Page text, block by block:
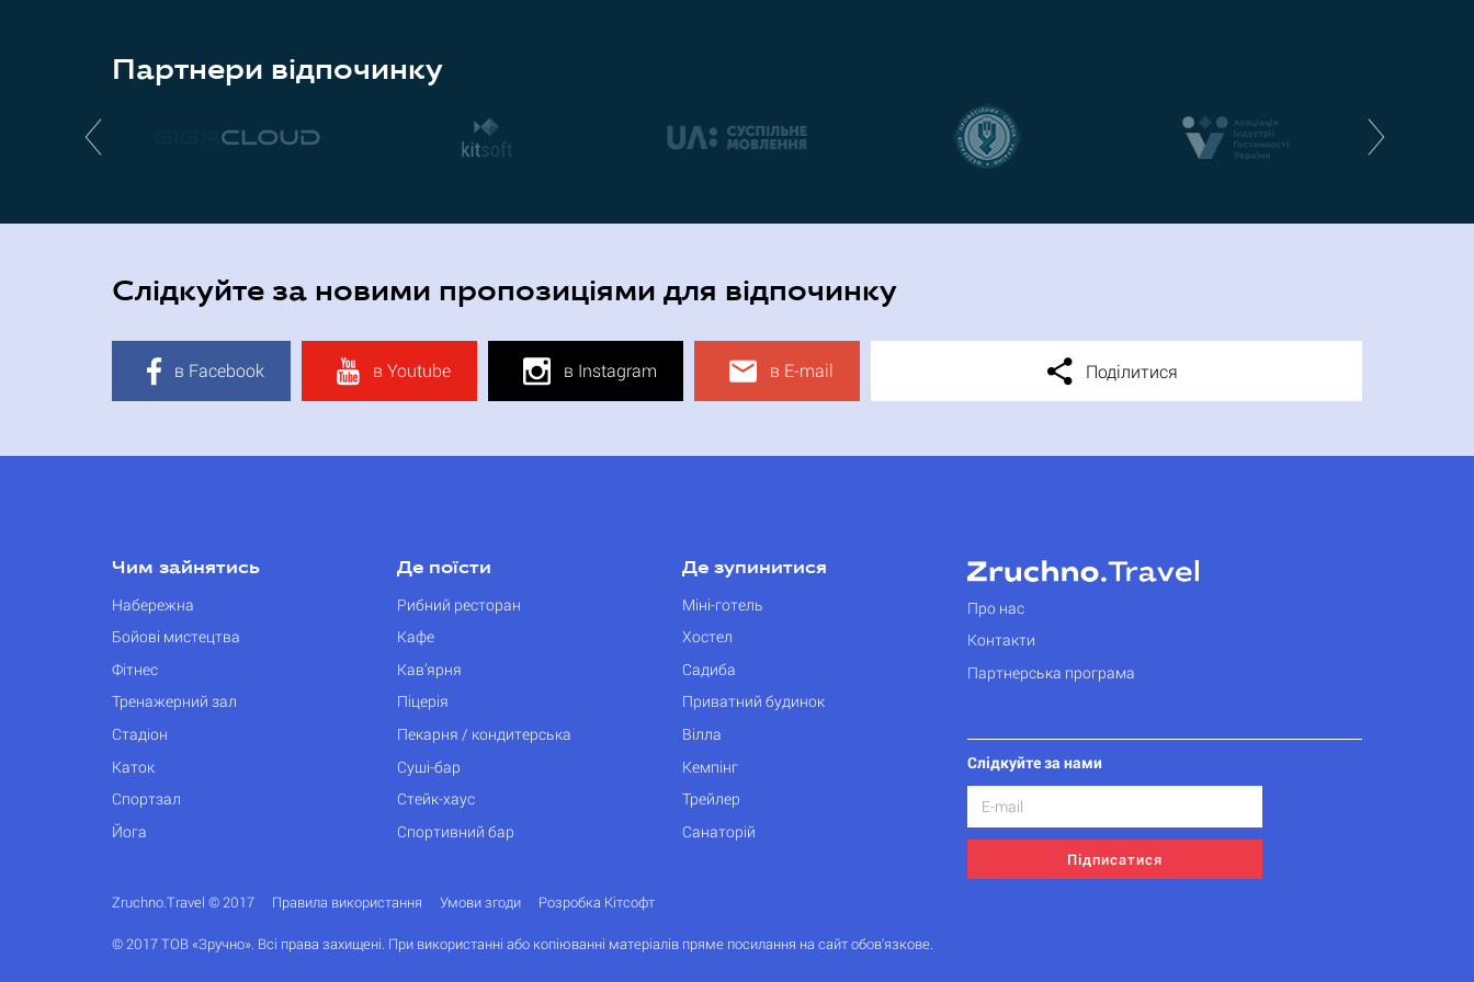
Партнери відпочинку
Слідкуйте за новими пропозиціями для відпочинку
в Facebook в Youtube в Instagram в E-mail Поділитися
Чим зайнятись
Набережна
Бойові мистецтва
Фітнес
Тренажерний зал
Стадіон
Каток
Спортзал
Йога
Де поїсти
Рибний ресторан
Кафе
Кав’ярня
Піцерія
Пекарня / кондитерська
Суші-бар
Стейк-хаус
Спортивний бар
Де зупинитися
Міні-готель
Хостел
Садиба
Приватний будинок
Вілла
Кемпінг
Трейлер
Санаторій
Про нас
Контакти
Партнерська програма
Слідкуйте за нами
Підписатися
Zruchno.Travel © 2017 Правила використання Умови згоди Розробка Кітсофт
© 2017 ТОВ «Зручно». Всі права захищені. При використанні або копіюванні матеріалів пряме посилання на сайт обов'язкове.